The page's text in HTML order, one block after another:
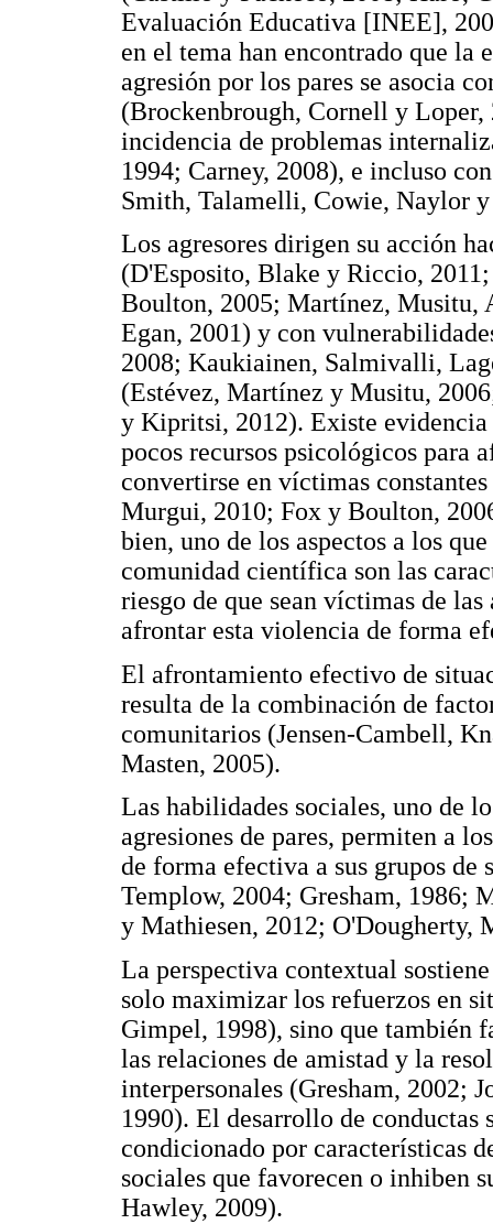
Evaluación Educativa [INEE],
en el tema han encontrado que la
agresión por los pares se asocia
(Brockenbrough, Cornell y
incidencia de problemas
1994; Carney, 2008), e incluso
Smith, Talamelli, Cowie, Naylor y
Los agresores dirigen su acción
(D'Esposito, Blake y Riccio,
Boulton, 2005; Martínez, Musitu,
Egan, 2001) y con
2008; Kaukiainen, Salmivalli,
(Estévez, Martínez y Musitu,
y Kipritsi, 2012). Existe evidencia
pocos recursos psicológicos para
convertirse en víctimas
Murgui, 2010; Fox y Boulton,
bien, uno de los aspectos a los
comunidad científica son las
riesgo de que sean víctimas de
afrontar esta violencia de forma
El afrontamiento efectivo de
resulta de la combinación de
comunitarios (Jensen-Cambell,
Masten, 2005).
Las habilidades sociales, uno de
agresiones de pares, permiten a
de forma efectiva a sus grupos
Templow, 2004; Gresham, 1986;
y Mathiesen, 2012; O'Dougherty,
La perspectiva contextual
solo maximizar los refuerzos en
Gimpel, 1998), sino que también
las relaciones de amistad y la
interpersonales (Gresham, 2002;
1990). El desarrollo de conductas
condicionado por características
sociales que favorecen o inhiben
Hawley, 2009).